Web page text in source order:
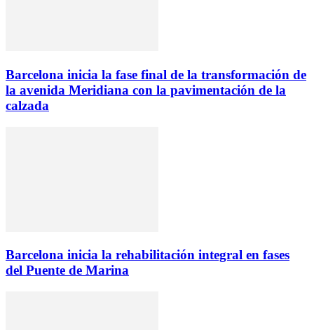
Barcelona inicia la fase final de la transformación de
la avenida Meridiana con la pavimentación de la
calzada
Barcelona inicia la rehabilitación integral en fases
del Puente de Marina